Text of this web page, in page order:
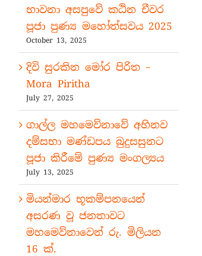
භාවනා අසපුවේ කඨින චීවර
පූජා පුණ්‍ය මහෝත්සවය 2025
October 13, 2025
දිවි සුරකින මෝර පිරිත –
Mora Piritha
July 27, 2025
ගාල්ල මහමෙව්නාවේ අභිනව
දම්සභා මණ්ඩපය බුදුසසුනට
පූජා කිරීමේ පුණ්‍ය මංගල්‍යය
July 13, 2025
මියන්මාර භූකම්පනයෙන්
අසරණ වූ ජනතාවට
මහමෙව්නාවෙන් රු. මිලියන
16 ක්.